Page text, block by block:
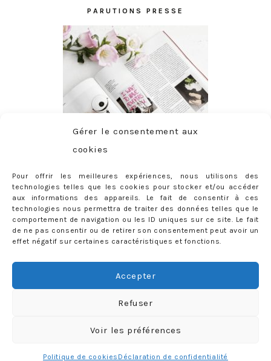
Gérer le consentement aux
cookies
Pour offrir les meilleures expériences, nous utilisons des
technologies telles que les cookies pour stocker et/ou accéder
aux informations des appareils. Le fait de consentir à ces
technologies nous permettra de traiter des données telles que le
comportement de navigation ou les ID uniques sur ce site. Le fait
de ne pas consentir ou de retirer son consentement peut avoir un
effet négatif sur certaines caractéristiques et fonctions.
Accepter
Refuser
Voir les préférences
Politique de cookies Déclaration de confidentialité
PARUTIONS PRESSE
ABONNEMENT
Adresse
Rejoignez les 398 autres abonnés
Designed by Light Morango